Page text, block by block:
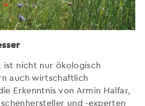
ist nicht nur ökologisch
auch wirtschaftlich
Erkenntnis von Armin Halfar,
und -experten